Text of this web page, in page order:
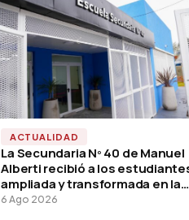
ACTUALIDAD
La Secundaria Nº 40 de Manuel
Alberti recibió a los
ampliada y transformada en la
vuelta a clases
6 Ago 2026